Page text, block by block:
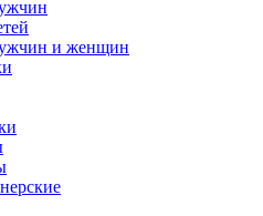
и женщин